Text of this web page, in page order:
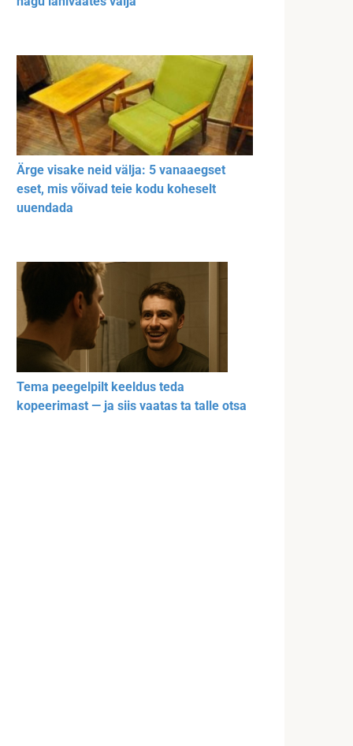
Ärge visake neid välja: 5 vanaaegset
eset, mis võivad teie kodu koheselt
uuendada
Tema peegelpilt keeldus teda
kopeerimast — ja siis vaatas ta talle otsa